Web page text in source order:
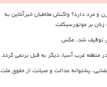
و مرد دارد؟ واکنش مخاطبان خبرآنلاین به
بر موتورسیکلت
توقیف شد، عکس
منطقه غرب آسیا، دیگر به قبل برنمی گردد
پشتوانه عدالت و صیانت از حقوق ملت